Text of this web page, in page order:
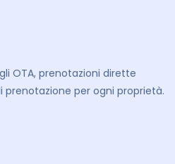
OTA, prenotazioni dirette
prenotazione per ogni proprietà.